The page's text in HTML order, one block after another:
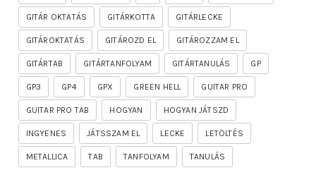
GITÁR OKTATÁS GITÁRKOTTA GITÁRLECKE
GITÁROKTATÁS GITÁROZD EL GITÁROZZAM EL
GITÁRTAB GITÁRTANFOLYAM GITÁRTANULÁS GP
GP3 GP4 GPX GREEN HELL GUITAR PRO
GUITAR PRO TAB HOGYAN HOGYAN JÁTSZD
INGYENES JÁTSSZAM EL LECKE LETÖLTÉS
METALLICA TAB TANFOLYAM TANULÁS